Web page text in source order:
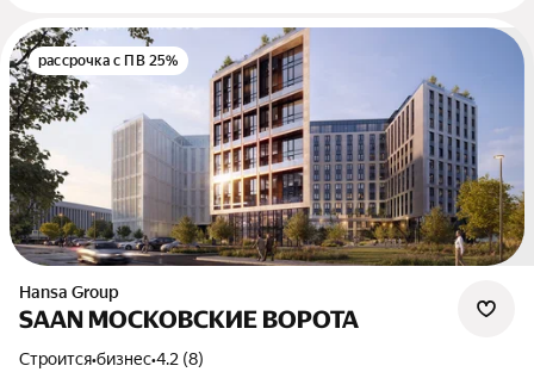
рассрочка с ПВ 25%
Hansa Group
SAAN МОСКОВСКИЕ ВОРОТА
Строится•бизнес•4.2 (8)